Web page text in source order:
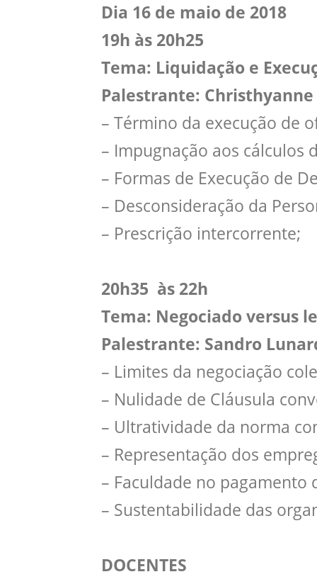
Dia 16 de maio de 2018
19h às 20h25
Tema: Liquidação e
Palestrante:
– Término da execução de
– Impugnação aos cálculos
– Formas de Execução de
– Desconsideração da
– Prescrição intercorrente;
20h35 às 22h
Tema: Negociado versus
Palestrante: Sandro
– Limites da negociação
– Nulidade de Cláusula
– Ultratividade da norma
– Representação dos
– Faculdade no
– Sustentabilidade das
DOCENTES